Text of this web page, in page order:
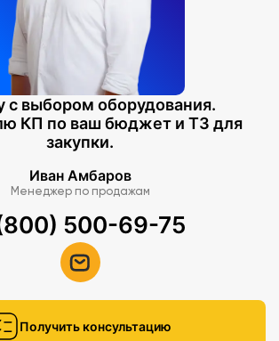
с выбором оборудования.
КП по ваш бюджет и ТЗ для
закупки.
Иван Амбаров
Менеджер по продажам
500-69-75
Получить консультацию